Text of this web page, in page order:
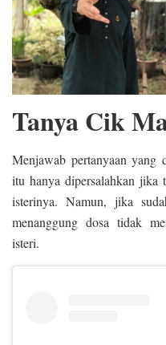
Tanya Cik
Menjawab pertanyaan yang
itu hanya dipersalahkan jika
isterinya. Namun, jika
menanggung dosa tidak
isteri.